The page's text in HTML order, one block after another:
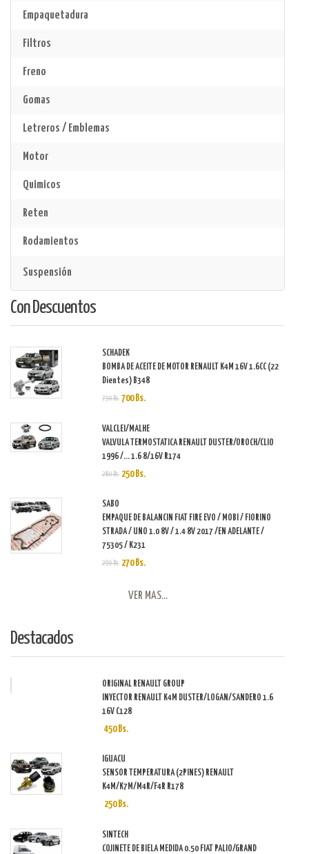
Empaquetadura
Filtros
Freno
Gomas
Letreros / Emblemas
Motor
Quimicos
Reten
Rodamientos
Suspensión
Con Descuentos
SCHADEK
BOMBA DE ACEITE DE MOTOR RENAULT K4M 16V 1.6CC (22
Dientes) B348
750 Bs. 700 Bs.
VALCLEI/MALHE
VALVULA TERMOSTATICA RENAULT DUSTER/OROCH/CLIO
1996 /... 1.6 8/16V R174
280 Bs. 250 Bs.
SABO
EMPAQUE DE BALANCIN FIAT FIRE EVO / MOBI / FIORINO
STRADA / UNO 1.0 8V / 1.4 8V 2017 /EN ADELANTE /
75305 / K231
290 Bs. 270 Bs.
VER MAS...
Destacados
ORIGINAL RENAULT GROUP
INYECTOR RENAULT K4M DUSTER/LOGAN/SANDERO 1.6
16V C128
450 Bs.
IGUACU
SENSOR TEMPERATURA (2PINES) RENAULT
K4M/K7M/M4R/F4R R178
250 Bs.
SINTECH
COJINETE DE BIELA MEDIDA 0.50 FIAT PALIO/GRAND